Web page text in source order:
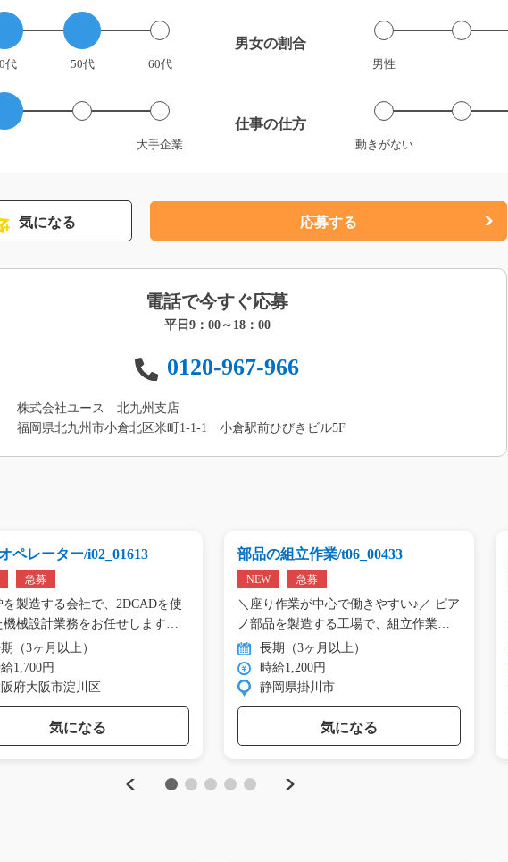
代 50代 60代
男女の割合
男性
大手企業
仕事の仕方
動きがない
気になる 応募する
電話で今すぐ応募
平日9：00～18：00
0120-967-966
株式会社ユース 北九州支店
福岡県北九州市小倉北区米町1-1-1 小倉駅前ひびきビル5F
Previous
ペレーター/i02_01613
急募
を製造する会社で、2DCADを使
機械設計業務をお任せします。
（3ヶ月以上）
1,700円
府大阪市淀川区
気になる
部品の組立作業/t06_00433
NEW 急募
＼座り作業が中心で働きやすい♪／ ピア
ノ部品を製造する工場で、組立作業…
長期（3ヶ月以上）
時給1,200円
静岡県掛川市
気になる
Next